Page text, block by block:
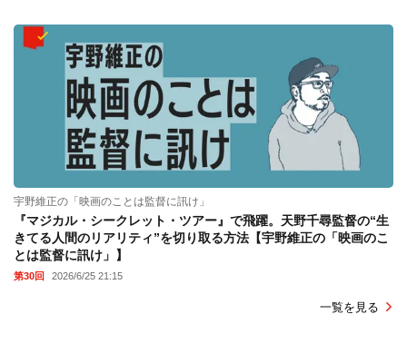
宇野維正の「映画のことは監督に訊け」
『マジカル・シークレット・ツアー』で飛躍。天野千尋監督の“生
きてる人間のリアリティ”を切り取る方法【宇野維正の「映画のこ
とは監督に訊け」】
第30回 2026/6/25 21:15
一覧を見る